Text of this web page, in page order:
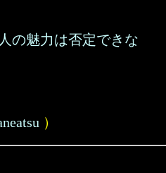
の魅力は否定できな
）